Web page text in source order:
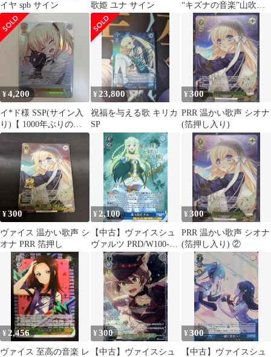
イヤ spb サイン
歌姫 ユナ サイン
“キズナの音楽”山吹沙
綾 SP
¥4,200
イ*ド様 SSP(サイン入
り)【 1000年ぶりの再
会 パトリシア＆ノラ 】
¥23,800
祝福を与える歌 キリカ
SP
¥300
PRR 温かい歌声 シオナ
(箔押し入り)
¥300
ヴァイス 温かい歌声 シ
オナ PRR 箔押し
¥ 2,100
【中古】ヴァイスシュ
ヴァルツ PRD/W100-
081SP[SP]：(ホロ)歌う
喜び チカ(福原綾香金
箔押しサイン入り)
¥300
PRR 温かい歌声 シオナ
(箔押し入り) ②
¥ 2,456
ヴァイス 至高の音楽 レ
¥300
【中古】ヴァイスシュ
¥300
【中古】ヴァイスシュ